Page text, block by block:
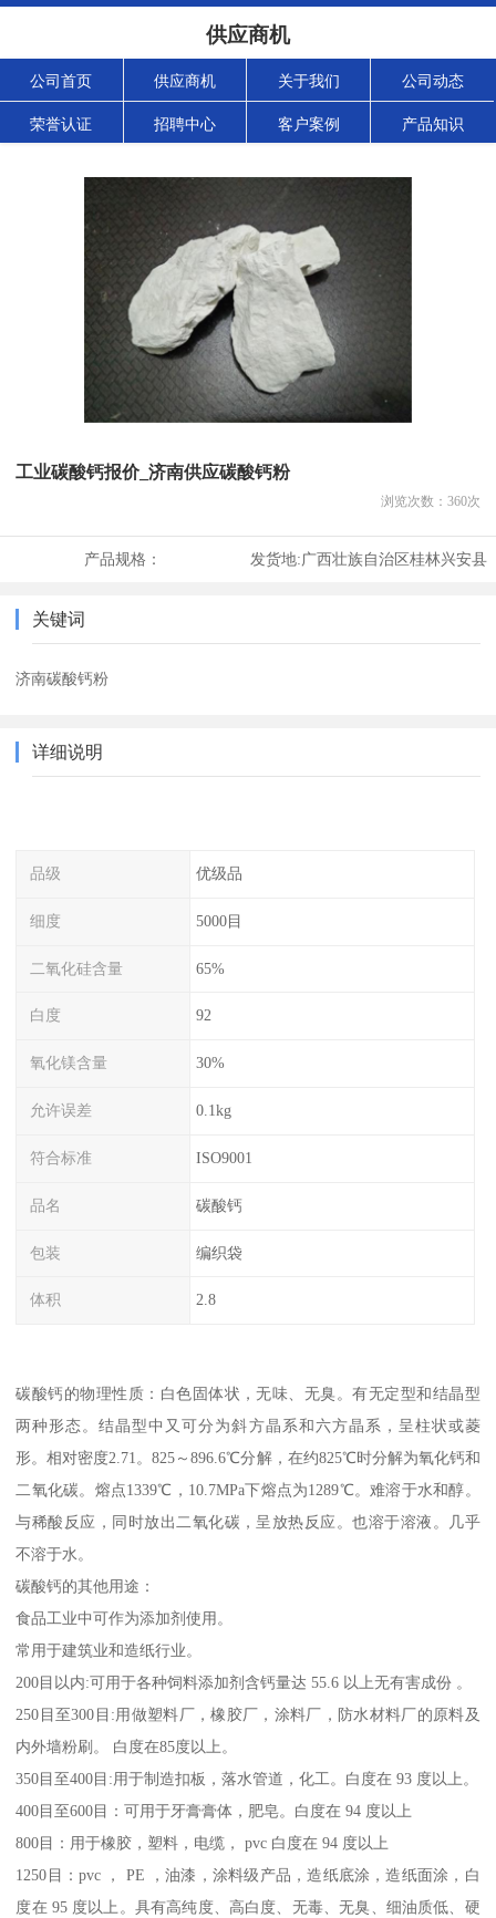
供应商机
公司首页 供应商机 关于我们 公司动态
荣誉认证 招聘中心 客户案例 产品知识
工业碳酸钙报价_济南供应碳酸钙粉
浏览次数： 360次
产品规格： 发货地:广西壮族自治区桂林兴安县
关键词
济南碳酸钙粉
详细说明
品级 优级品
细度 5000目
二氧化硅含量 65%
白度 92
氧化镁含量 30%
允许误差 0.1kg
符合标准 ISO9001
品名 碳酸钙
包装 编织袋
体积 2.8
碳酸钙的物理性质：白色固体状，无味、无臭。有无定型和结晶型
两种形态。结晶型中又可分为斜方晶系和六方晶系，呈柱状或菱
形。相对密度2.71。825～896.6℃分解，在约825℃时分解为氧化钙和
二氧化碳。熔点1339℃，10.7MPa下熔点为1289℃。难溶于水和醇。
与稀酸反应，同时放出二氧化碳，呈放热反应。也溶于溶液。几乎
不溶于水。
碳酸钙的其他用途：
食品工业中可作为添加剂使用。
常用于建筑业和造纸行业。
200目以内:可用于各种饲料添加剂含钙量达 55.6 以上无有害成份 。
250目至300目:用做塑料厂，橡胶厂，涂料厂，防水材料厂的原料及
内外墙粉刷。 白度在85度以上。
350目至400目:用于制造扣板，落水管道，化工。白度在 93 度以上。
400目至600目：可用于牙膏膏体，肥皂。白度在 94 度以上
800目：用于橡胶，塑料，电缆， pvc 白度在 94 度以上
1250目：pvc ， PE ，油漆，涂料级产品，造纸底涂，造纸面涂，白
度在 95 度以上。具有高纯度、高白度、无毒、无臭、细油质低、硬